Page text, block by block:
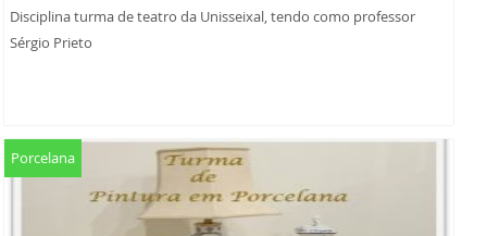
Disciplina turma de teatro da Unisseixal, tendo como professor
Sérgio Prieto
Porcelana